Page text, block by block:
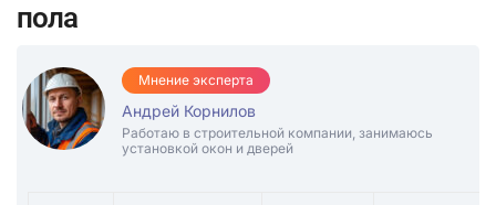
пола
Мнение эксперта
Андрей Корнилов
Работаю в строительной компании, занимаюсь
установкой окон и дверей